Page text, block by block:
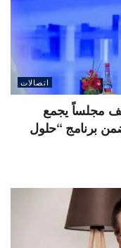
اتصالات
مجلساً يجمع
ضمن برنامج “حلول